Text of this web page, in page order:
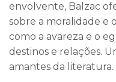
envolvente, Balzac
sobre a moralidade e
como a avareza e o
destinos e relações.
amantes da literatura.